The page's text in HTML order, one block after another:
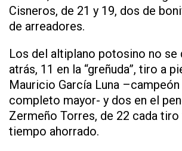
Cisneros, de 21 y 19, dos de
de arreadores.
Los del altiplano potosino no se
atrás, 11 en la “greñuda”, tiro a
Mauricio García Luna
completo mayor- y dos en el
Zermeño Torres, de 22 cada tiro
tiempo ahorrado.